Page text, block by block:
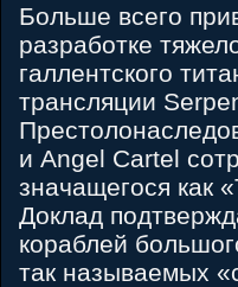
Больше всего
разработке
галлентского
трансляции
и Angel Cartel
значащегося как
Доклад
кораблей
так называемых